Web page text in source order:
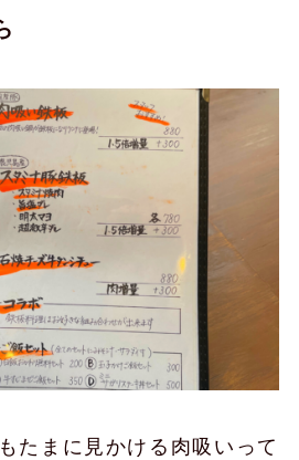
たまに見かける肉吸いって